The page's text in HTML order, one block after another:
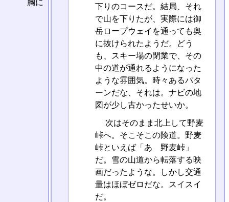
下りのコースだ。結局、それ
で山を下りたが、実際には御
岳ロープウェイを通っても奥
に抜けられたようだ。どう
も、スキー場の閉業で、その
中の道が通れるようになった
ような雰囲気。時々あるパタ
ーンだな、それは。ナビの地
図が少し古かったせいか。
次はそのまま北上して野麦
峠へ。そこそこの険道。野麦
峠といえば「あゝ野麦峠」
だ。雪の山道から転落する映
画だったような。しかし交通
量はほぼゼロだな。スイスイ
だ。
胸に